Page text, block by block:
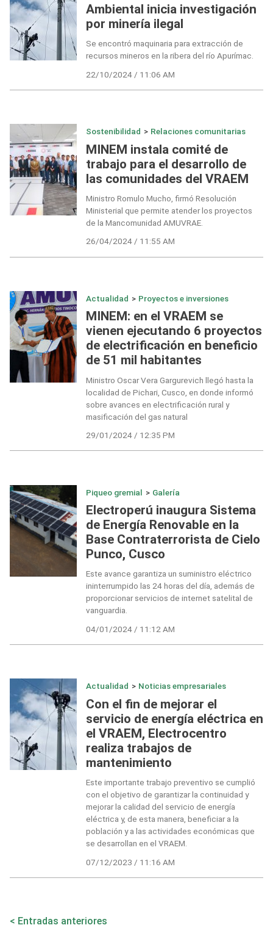
Ambiental inicia investigación
por minería ilegal
Se encontró maquinaria para extracción de
recursos mineros en la ribera del río Apurímac.
22/10/2024 / 11:06 AM
Sostenibilidad > Relaciones comunitarias
MINEM instala comité de
trabajo para el desarrollo de
las comunidades del VRAEM
Ministro Romulo Mucho, firmó Resolución
Ministerial que permite atender los proyectos
de la Mancomunidad AMUVRAE.
26/04/2024 / 11:55 AM
Actualidad > Proyectos e inversiones
MINEM: en el VRAEM se
vienen ejecutando 6 proyectos
de electrificación en beneficio
de 51 mil habitantes
Ministro Oscar Vera Gargurevich llegó hasta la
localidad de Pichari, Cusco, en donde informó
sobre avances en electrificación rural y
masificación del gas natural
29/01/2024 / 12:35 PM
Piqueo gremial > Galería
Electroperú inaugura Sistema
de Energía Renovable en la
Base Contraterrorista de Cielo
Punco, Cusco
Este avance garantiza un suministro eléctrico
ininterrumpido las 24 horas del día, además de
proporcionar servicios de internet satelital de
vanguardia.
04/01/2024 / 11:12 AM
Actualidad > Noticias empresariales
Con el fin de mejorar el
servicio de energía eléctrica en
el VRAEM, Electrocentro
realiza trabajos de
mantenimiento
Este importante trabajo preventivo se cumplió
con el objetivo de garantizar la continuidad y
mejorar la calidad del servicio de energía
eléctrica y, de esta manera, beneficiar a la
población y a las actividades económicas que
se desarrollan en el VRAEM.
07/12/2023 / 11:16 AM
Navegación
Entradas anteriores